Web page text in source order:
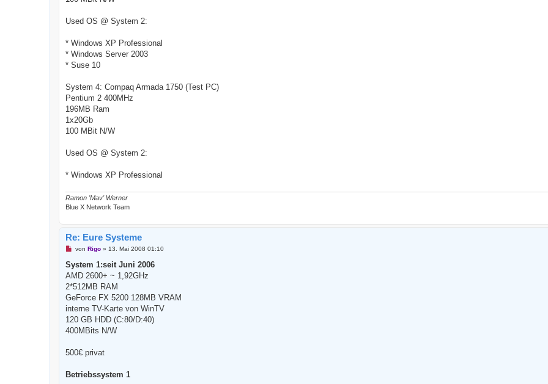
Used OS @ System 2:
* Windows XP Professional
* Windows Server 2003
* Suse 10
System 4: Compaq Armada 1750 (Test PC)
Pentium 2 400MHz
196MB Ram
1x20Gb
100 MBit N/W
Used OS @ System 2:
* Windows XP Professional
Ramon 'Mav' Werner
Blue X Network Team
Re: Eure Systeme
U
g
e
l
e
e
n
r
B
t
g
von Rigo» 13. Mai 2008 01:10
System 1:seit Juni 2006
AMD 2600+ ~ 1,92GHz
2*512MB RAM
GeForce FX 5200 128MB VRAM
interne TV-Karte von WinTV
120 GB HDD (C:80/D:40)
400MBits N/W
500€ privat
Betriebssystem 1